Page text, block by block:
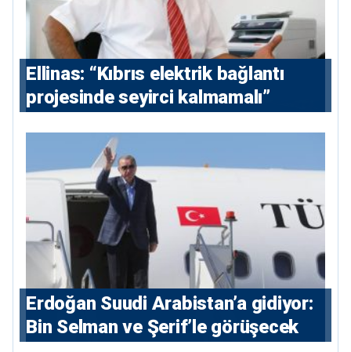
Ellinas: “Kıbrıs elektrik bağlantı
projesinde seyirci kalmamalı”
Erdoğan Suudi Arabistan’a gidiyor:
Bin Selman ve Şerif’le görüşecek